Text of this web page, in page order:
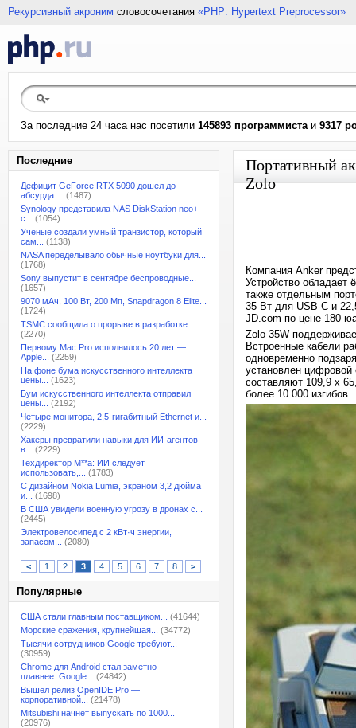
Рекурсивный акроним словосочетания «PHP: Hypertext Preprocessor»
За последние 24 часа нас посетили 145893 программистаи 9317
Последние
Дефицит GeForce RTX 5090 дошел до
абсурда:...
(1487)
Synology представила NAS DiskStation neo+
с...
(1054)
Ученые создали умный транзистор, который
сам...
(1138)
NASA переделывало обычные ноутбуки для...
(1768)
Sony выпустит в сентябре беспроводные...
(1657)
9070 мАч, 100 Вт, 200 Мп, Snapdragon 8 Elite...
(1724)
TSMC сообщила о прорыве в разработке...
(2270)
Первому Mac Pro исполнилось 20 лет —
Apple...
(2259)
На фоне бума искусственного интеллекта
цены...
(1623)
Бум искусственного интеллекта отправил
цены...
(2192)
Четыре монитора, 2,5-гигабитный Ethernet и...
(2229)
Хакеры превратили навыки для ИИ-агентов
в...
(2229)
Техдиректор M**a: ИИ следует
использовать,...
(1783)
С дизайном Nokia Lumia, экраном 3,2 дюйма
и...
(1698)
В США увидели военную угрозу в дронах с...
(2445)
Электровелосипед с 2 кВт·ч энергии,
запасом...
(2080)
< 1 2 3 4 5 6 7 8 >
Популярные
США стали главным поставщиком...
(41644)
Морские сражения, крупнейшая...
(34772)
Тысячи сотрудников Google требуют...
(30959)
Chrome для Android стал заметно
плавнее: Google...
(24842)
Вышел релиз OpenIDE Pro —
корпоративной...
(21478)
Mitsubishi начнёт выпускать по 1000...
(20976)
Портативный
Zolo
Компания Anker
Устройство
также отдельным
35 Вт для USB-C и
JD.com по цене 180
Zolo 35W
Встроенные кабели
одновременно
установлен цифровой
составляют 109,9 х
более 10 000 изгибов.